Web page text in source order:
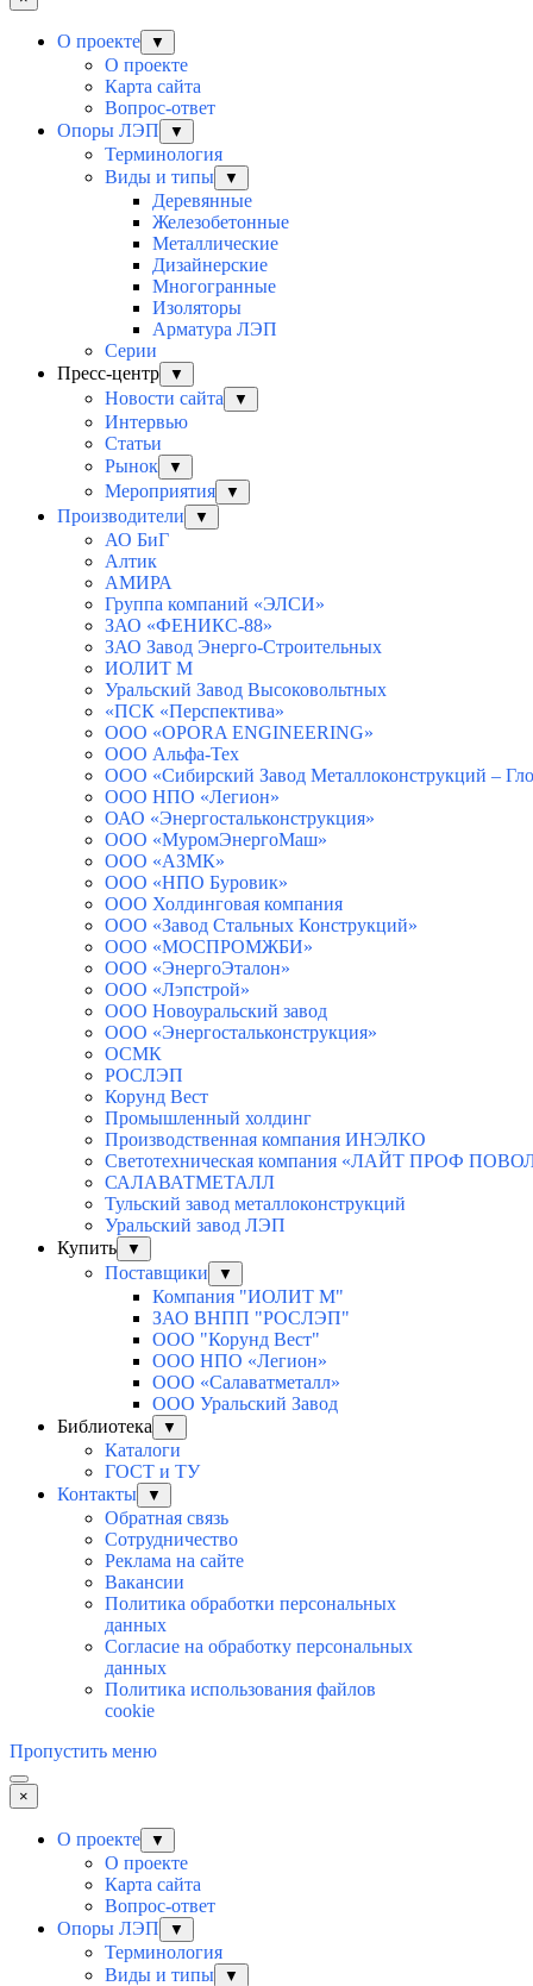
О проекте ▼
О проекте
Карта сайта
Вопрос-ответ
Опоры ЛЭП
▼
Терминология
Виды и типы
▼
Деревянные
Железобетонные
Металлические
Дизайнерские
Многогранные
Изоляторы
Арматура ЛЭП
Серии
Пресс-центр
▼
Новости сайта ▼
Интервью
Статьи
Рынок
▼
Мероприятия ▼
Производители ▼
АО БиГ
Алтик
АМИРА
Группа компаний «ЭЛСИ»
ЗАО «ФЕНИКС-88»
ЗАО Завод Энерго-Строительных
ИОЛИТ М
Уральский Завод Высоковольтных
«ПСК «Перспектива»
ООО «OPORA ENGINEERING»
ООО Альфа-Тех
ООО «Сибирский Завод Металлоконструкций –
ООО НПО «Легион»
ОАО «Энергостальконструкция»
ООО «МуромЭнергоМаш»
ООО «АЗМК»
ООО «НПО Буровик»
ООО Холдинговая компания
ООО «Завод Стальных Конструкций»
ООО «МОСПРОМЖБИ»
ООО «ЭнергоЭталон»
ООО «Лэпстрой»
ООО Новоуральский завод
ООО «Энергостальконструкция»
ОСМК
РОСЛЭП
Корунд Вест
Промышленный холдинг
Производственная компания ИНЭЛКО
Светотехническая компания «ЛАЙТ ПРОФ
САЛАВАТМЕТАЛЛ
Тульский завод металлоконструкций
Уральский завод ЛЭП
Купить
▼
Поставщики ▼
Компания "ИОЛИТ М"
ЗАО ВНПП "РОСЛЭП"
ООО "Корунд Вест"
ООО НПО «Легион»
ООО «Салаватметалл»
ООО Уральский Завод
Библиотека
▼
Каталоги
ГОСТ и ТУ
Контакты
▼
Обратная связь
Сотрудничество
Реклама на сайте
Вакансии
Политика обработки персональных
данных
Согласие на обработку персональных
данных
Политика использования файлов
cookie
Пропустить меню
×
О проекте ▼
О проекте
Карта сайта
Вопрос-ответ
Опоры ЛЭП
▼
Терминология
Виды и типы
▼